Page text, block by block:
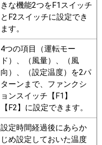
きな機能2つをF1スイッチ
とF2スイッチに設定でき
ます。
4つの項目（運転モー
ド）、（風量）、（風
向）、（設定温度）を2パ
ターンまで、ファンクシ
ョンスイッチ【F1】
【F2】に設定できます。
設定時間経過後にあらか
じめ設定しておいた温度